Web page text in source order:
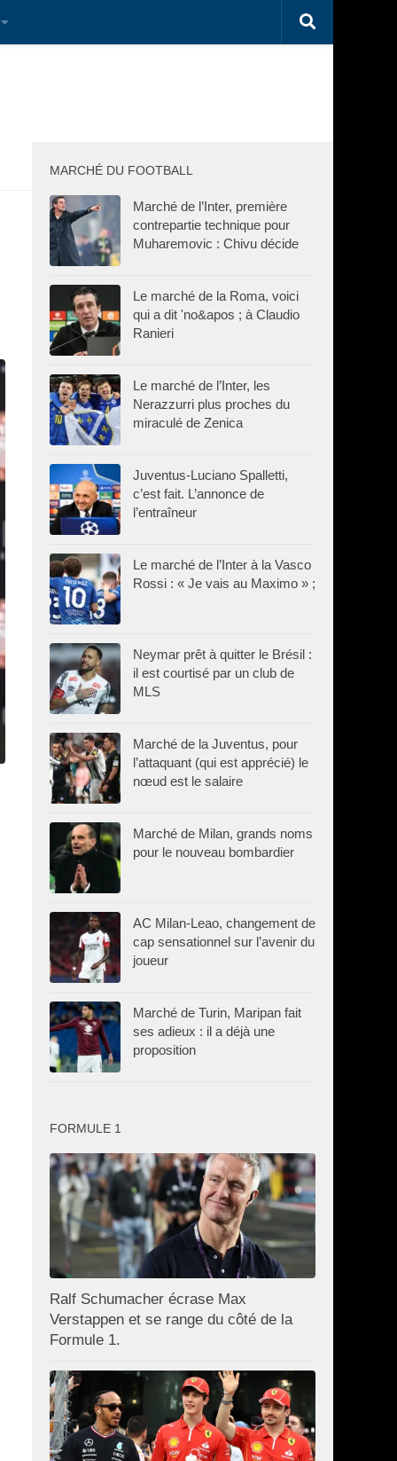
MARCHÉ DU FOOTBALL
Marché de l’Inter, première
contrepartie technique pour
Muharemovic : Chivu décide
Le marché de la Roma, voici
qui a dit 'no&apos ; à Claudio
Ranieri
Le marché de l’Inter, les
Nerazzurri plus proches du
miraculé de Zenica
Juventus-Luciano Spalletti,
c’est fait. L’annonce de
l’entraîneur
Le marché de l’Inter à la Vasco
Rossi : « Je vais au Maximo » ;
Neymar prêt à quitter le Brésil :
il est courtisé par un club de
MLS
Marché de la Juventus, pour
l’attaquant (qui est apprécié) le
nœud est le salaire
Marché de Milan, grands noms
pour le nouveau bombardier
AC Milan-Leao, changement de
cap sensationnel sur l’avenir du
joueur
Marché de Turin, Maripan fait
ses adieux : il a déjà une
proposition
FORMULE 1
Ralf Schumacher écrase Max
Verstappen et se range du côté de la
Formule 1.